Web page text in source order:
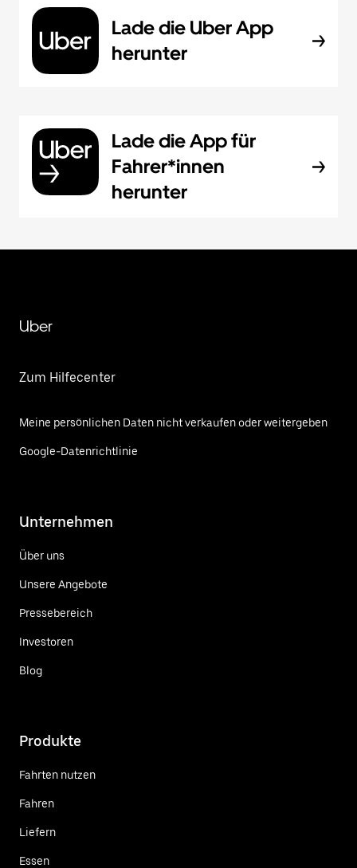
Lade die Uber App
herunter
Lade die App für
Fahrer*innen
herunter
Uber
Zum Hilfecenter
Meine persönlichen Daten nicht verkaufen oder weitergeben
Google-Datenrichtlinie
Unternehmen
Über uns
Unsere Angebote
Pressebereich
Investoren
Blog
Produkte
Fahrten nutzen
Fahren
Liefern
Essen